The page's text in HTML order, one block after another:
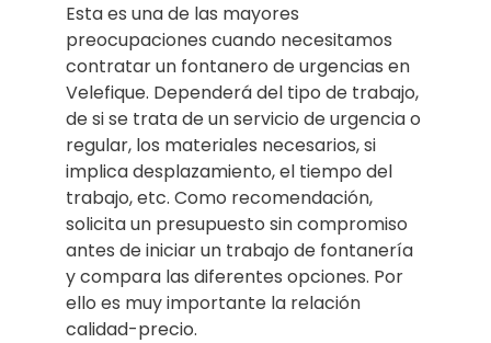
Esta es una de las mayores
preocupaciones cuando necesitamos
contratar un fontanero de urgencias en
Velefique. Dependerá del tipo de trabajo,
de si se trata de un servicio de urgencia o
regular, los materiales necesarios, si
implica desplazamiento, el tiempo del
trabajo, etc. Como recomendación,
solicita un presupuesto sin compromiso
antes de iniciar un trabajo de fontanería
y compara las diferentes opciones. Por
ello es muy importante la relación
calidad-precio.